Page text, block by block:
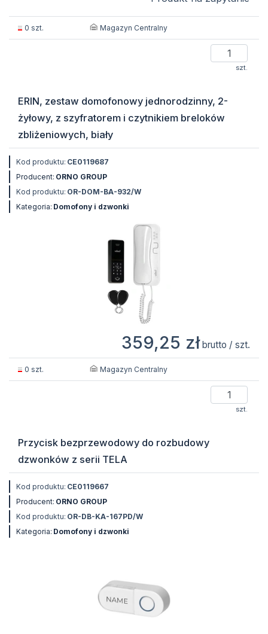
0 szt. Magazyn Centralny
szt.
ERIN, zestaw domofonowy jednorodzinny, 2-
żyłowy, z szyfratorem i czytnikiem breloków
zbliżeniowych, biały
Kod produktu: CE0119687
Producent: ORNO GROUP
Kod produktu: OR-DOM-BA-932/W
Kategoria: Domofony i dzwonki
359,25 zł brutto / szt.
0 szt. Magazyn Centralny
szt.
Przycisk bezprzewodowy do rozbudowy
dzwonków z serii TELA
Kod produktu: CE0119667
Producent: ORNO GROUP
Kod produktu: OR-DB-KA-167PD/W
Kategoria: Domofony i dzwonki